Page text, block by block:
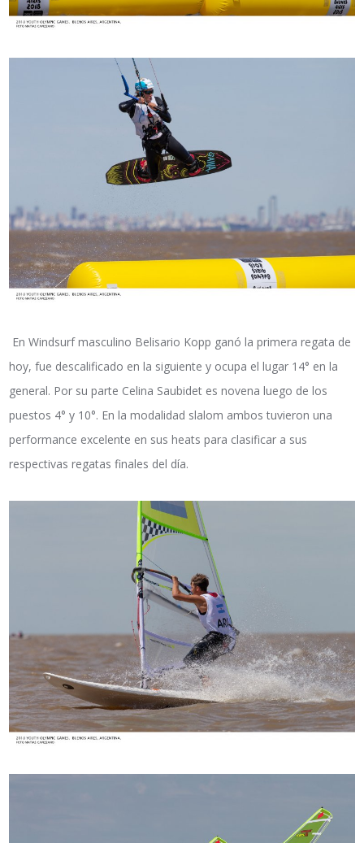
En Windsurf masculino Belisario Kopp ganó la primera regata de
hoy, fue descalificado en la siguiente y ocupa el lugar 14° en la
general. Por su parte Celina Saubidet es novena luego de los
puestos 4° y 10°. En la modalidad slalom ambos tuvieron una
performance excelente en sus heats para clasificar a sus
respectivas regatas finales del día.